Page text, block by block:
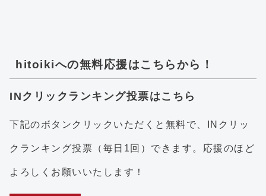
hitoikiへの無料応援はこちらから！
INクリックランキング投票はこちら
下記のボタンクリックいただくと無料で、INクリッ
クランキング投票（毎日1回）できます。応援のほど
よろしくお願いいたします！